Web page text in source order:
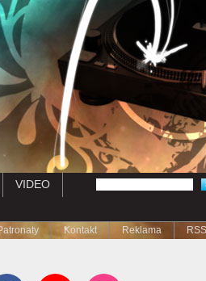
VIDEO
Kontakt Reklama RSS